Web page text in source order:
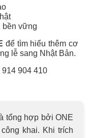
bền vững
để tìm hiểu thêm cơ
lễ sang Nhật Bản.
914 904 410
tổng hợp bởi ONE
khai. Khi trích